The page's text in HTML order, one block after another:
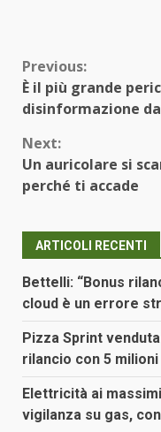
Continue
Reading
Previous:
È il più grande
disinformazione
Next:
Un auricolare si
perché ti accade
ARTICOLI RECENTI
Bettelli: “Bonus
cloud è un errore
Pizza Sprint
rilancio con 5
Elettricità ai
vigilanza su gas,